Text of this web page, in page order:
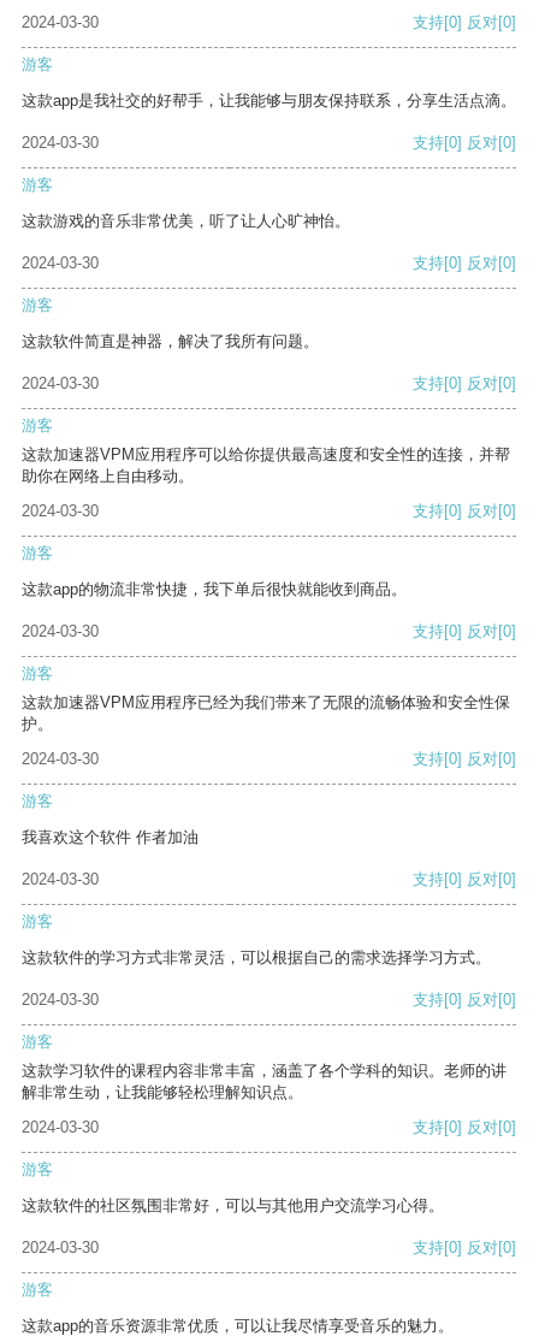
2024-03-30 支持[0] 反对[0]
游客
这款app是我社交的好帮手，让我能够与朋友保持联系，分享生活点滴。
2024-03-30 支持[0] 反对[0]
游客
这款游戏的音乐非常优美，听了让人心旷神怡。
2024-03-30 支持[0] 反对[0]
游客
这款软件简直是神器，解决了我所有问题。
2024-03-30 支持[0] 反对[0]
游客
这款加速器VPM应用程序可以给你提供最高速度和安全性的连接，并帮
助你在网络上自由移动。
2024-03-30
支持[0] 反对[0]
游客
这款app的物流非常快捷，我下单后很快就能收到商品。
2024-03-30 支持[0] 反对[0]
游客
这款加速器VPM应用程序已经为我们带来了无限的流畅体验和安全性保
护。
2024-03-30
支持[0] 反对[0]
游客
我喜欢这个软件 作者加油
2024-03-30 支持[0] 反对[0]
游客
这款软件的学习方式非常灵活，可以根据自己的需求选择学习方式。
2024-03-30 支持[0] 反对[0]
游客
这款学习软件的课程内容非常丰富，涵盖了各个学科的知识。老师的讲
解非常生动，让我能够轻松理解知识点。
2024-03-30
支持[0] 反对[0]
游客
这款软件的社区氛围非常好，可以与其他用户交流学习心得。
2024-03-30 支持[0] 反对[0]
游客
这款app的音乐资源非常优质，可以让我尽情享受音乐的魅力。